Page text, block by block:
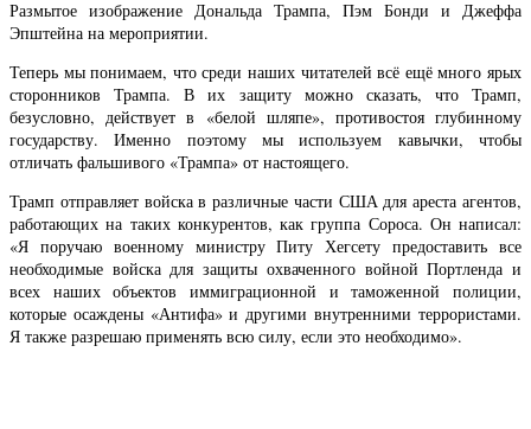
Размытое изображение Дональда Трампа, Пэм Бонди и Джеффа
Эпштейна на мероприятии.
Теперь мы понимаем, что среди наших читателей всё ещё много ярых
сторонников Трампа. В их защиту можно сказать, что Трамп,
безусловно, действует в «белой шляпе», противостоя глубинному
государству. Именно поэтому мы используем кавычки, чтобы
отличать фальшивого «Трампа» от настоящего.
Трамп отправляет войска в различные части США для ареста агентов,
работающих на таких конкурентов, как группа Сороса. Он написал:
«Я поручаю военному министру Питу Хегсету предоставить все
необходимые войска для защиты охваченного войной Портленда и
всех наших объектов иммиграционной и таможенной полиции,
которые осаждены «Антифа» и другими внутренними террористами.
Я также разрешаю применять всю силу, если это необходимо».